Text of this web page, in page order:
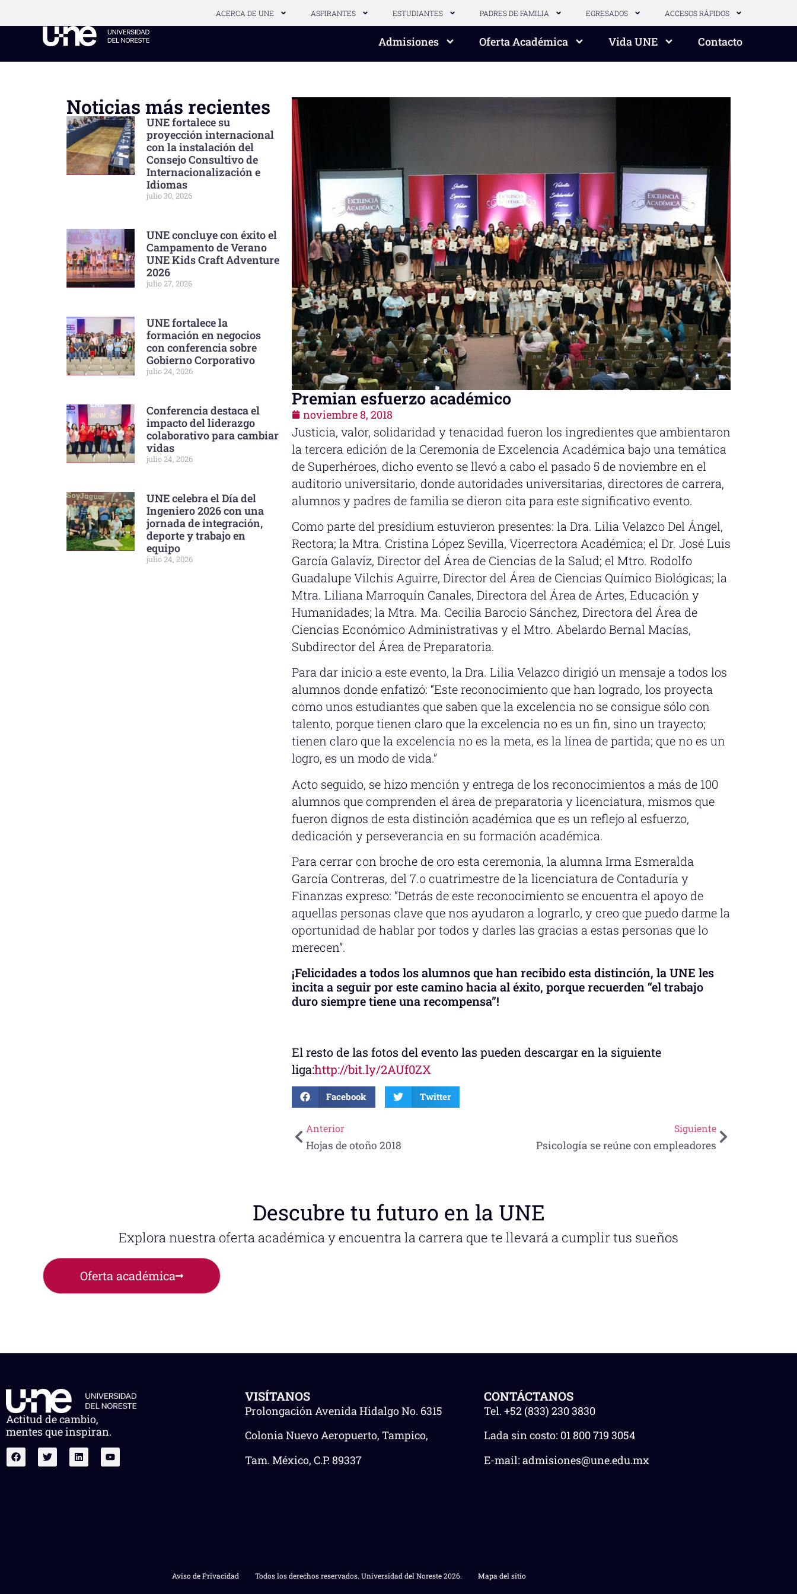
ACERCA DE UNE ASPIRANTES ESTUDIANTES PADRES DE FAMILIA EGRESADOS ACCESOS RÁPIDOS
Admisiones Oferta Académica Vida UNE Contacto
Noticias más recientes
UNE fortalece su
proyección internacional
con la instalación del
Consejo Consultivo de
Internacionalización e
Idiomas
julio 30, 2026
UNE concluye con éxito el
Campamento de Verano
UNE Kids Craft Adventure
2026
julio 27, 2026
UNE fortalece la
formación en negocios
con conferencia sobre
Gobierno Corporativo
julio 24, 2026
Conferencia destaca el
impacto del liderazgo
colaborativo para cambiar
vidas
julio 24, 2026
UNE celebra el Día del
Ingeniero 2026 con una
jornada de integración,
deporte y trabajo en
equipo
julio 24, 2026
Premian esfuerzo académico
noviembre 8, 2018
Justicia, valor, solidaridad y tenacidad fueron los ingredientes que ambientaron
la tercera edición de la Ceremonia de Excelencia Académica bajo una temática
de Superhéroes, dicho evento se llevó a cabo el pasado 5 de noviembre en el
auditorio universitario, donde autoridades universitarias, directores de carrera,
alumnos y padres de familia se dieron cita para este significativo evento.
Como parte del presídium estuvieron presentes: la Dra. Lilia Velazco Del Ángel,
Rectora; la Mtra. Cristina López Sevilla, Vicerrectora Académica; el Dr. José Luis
García Galaviz, Director del Área de Ciencias de la Salud; el Mtro. Rodolfo
Guadalupe Vilchis Aguirre, Director del Área de Ciencias Químico Biológicas; la
Mtra. Liliana Marroquín Canales, Directora del Área de Artes, Educación y
Humanidades; la Mtra. Ma. Cecilia Barocio Sánchez, Directora del Área de
Ciencias Económico Administrativas y el Mtro. Abelardo Bernal Macías,
Subdirector del Área de Preparatoria.
Para dar inicio a este evento, la Dra. Lilia Velazco dirigió un mensaje a todos los
alumnos donde enfatizó: “Este reconocimiento que han logrado, los proyecta
como unos estudiantes que saben que la excelencia no se consigue sólo con
talento, porque tienen claro que la excelencia no es un fin, sino un trayecto;
tienen claro que la excelencia no es la meta, es la línea de partida; que no es un
logro, es un modo de vida.”
Acto seguido, se hizo mención y entrega de los reconocimientos a más de 100
alumnos que comprenden el área de preparatoria y licenciatura, mismos que
fueron dignos de esta distinción académica que es un reflejo al esfuerzo,
dedicación y perseverancia en su formación académica.
Para cerrar con broche de oro esta ceremonia, la alumna Irma Esmeralda
García Contreras, del 7.o cuatrimestre de la licenciatura de Contaduría y
Finanzas expreso: “Detrás de este reconocimiento se encuentra el apoyo de
aquellas personas clave que nos ayudaron a lograrlo, y creo que puedo darme la
oportunidad de hablar por todos y darles las gracias a estas personas que lo
merecen”.
¡Felicidades a todos los alumnos que han recibido esta distinción, la UNE les
incita a seguir por este camino hacia al éxito, porque recuerden “el trabajo
duro siempre tiene una recompensa”!
El resto de las fotos del evento las pueden descargar en la siguiente
liga:http://bit.ly/2AUf0ZX
Facebook Twitter
Anterior
Hojas de otoño 2018
Siguiente
Psicología se reúne con empleadores
Descubre tu futuro en la UNE
Explora nuestra oferta académica y encuentra la carrera que te llevará a cumplir tus sueños
Oferta académica
Actitud de cambio,
mentes que inspiran.
VISÍTANOS
Prolongación Avenida Hidalgo No. 6315
Colonia Nuevo Aeropuerto, Tampico,
Tam. México, C.P. 89337
CONTÁCTANOS
Tel.+52 (833) 230 3830
Lada sin costo: 01 800 719 3054
E-mail:admisiones@une.edu.mx
Aviso de Privacidad Todos los derechos reservados. Universidad del Noreste 2026. Mapa del sitio